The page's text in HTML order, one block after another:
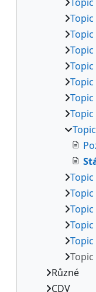
Topic
Topic
Topic
Topic
Topic
Topic
Topic
Topic
Topic
Topic
Topic
Topic
Topic
Různé
CDV